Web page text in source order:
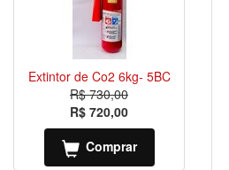
Extintor de Co2 6kg- 5BC
R$ 730,00
R$ 720,00
Comprar